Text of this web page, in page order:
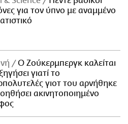
για τον ύπνο με αναμμένο
Ο Ζούκερμπεργκ καλείται
γιατί το
γιοτ του αρνήθηκε
ακινητοποιημένο